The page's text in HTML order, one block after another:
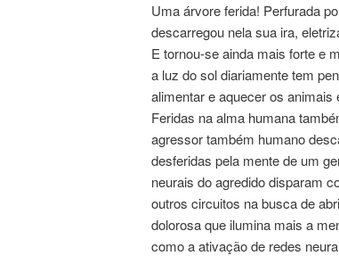
Uma árvore ferida! Perfurada
descarregou nela sua ira,
E tornou-se ainda mais forte e
a luz do sol diariamente tem
alimentar e aquecer os animais
Feridas na alma humana
agressor também humano
desferidas pela mente de um
neurais do agredido disparam
outros circuitos na busca de
dolorosa que ilumina mais a
como a ativação de redes